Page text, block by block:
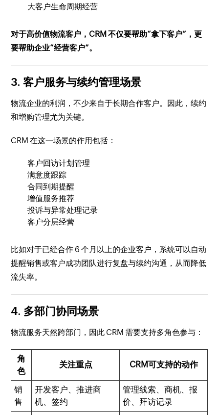
大客户生命周期经营
对于高价值物流客户，CRM 不仅要帮助“拿下客户”，更
要帮助企业“经营客户”。
3. 客户服务与续约管理场景
物流企业的利润，不少来自于长期合作客户。因此，续约
和增购管理尤为关键。
CRM 在这一场景的作用包括：
客户回访计划管理
满意度跟踪
合同到期提醒
增值服务推荐
投诉与异常处理记录
客户分层经营
比如对于已经合作 6 个月以上的企业客户，系统可以自动
提醒销售或客户成功团队进行复盘与续约沟通，从而降低
流失率。
4. 多部门协同场景
物流服务天然跨部门，因此 CRM 需要支持多角色参与：
角
色
关注重点 CRM可支持的动作
销
售
开发客户、推进商
机、签约
管理线索、商机、报
价、拜访记录